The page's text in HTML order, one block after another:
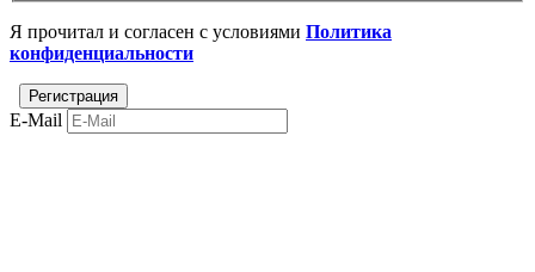
Я прочитал и согласен с условиями Политика
конфиденциальности
E-Mail